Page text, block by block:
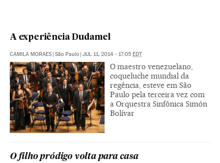
A experiência Dudamel
CAMILA MORAES | São Paulo | JUL 11, 2014 - 17:05 EDT
O maestro venezuelano,
coqueluche mundial da
regência, esteve em São
Paulo pela terceira vez com
a Orquestra Sinfônica Simón
Bolívar
O filho pródigo volta para casa